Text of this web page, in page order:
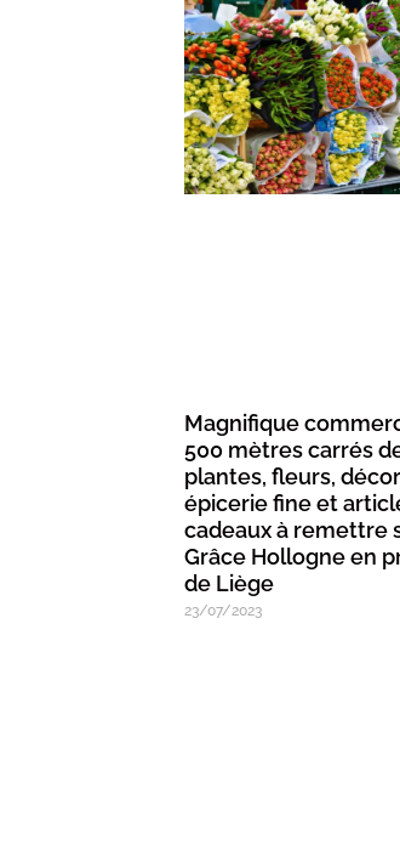
Magnifique
500 mètres carrés
plantes, fleurs,
épicerie fine et
cadeaux à remettre
Grâce Hollogne en
de Liège
23/07/2023